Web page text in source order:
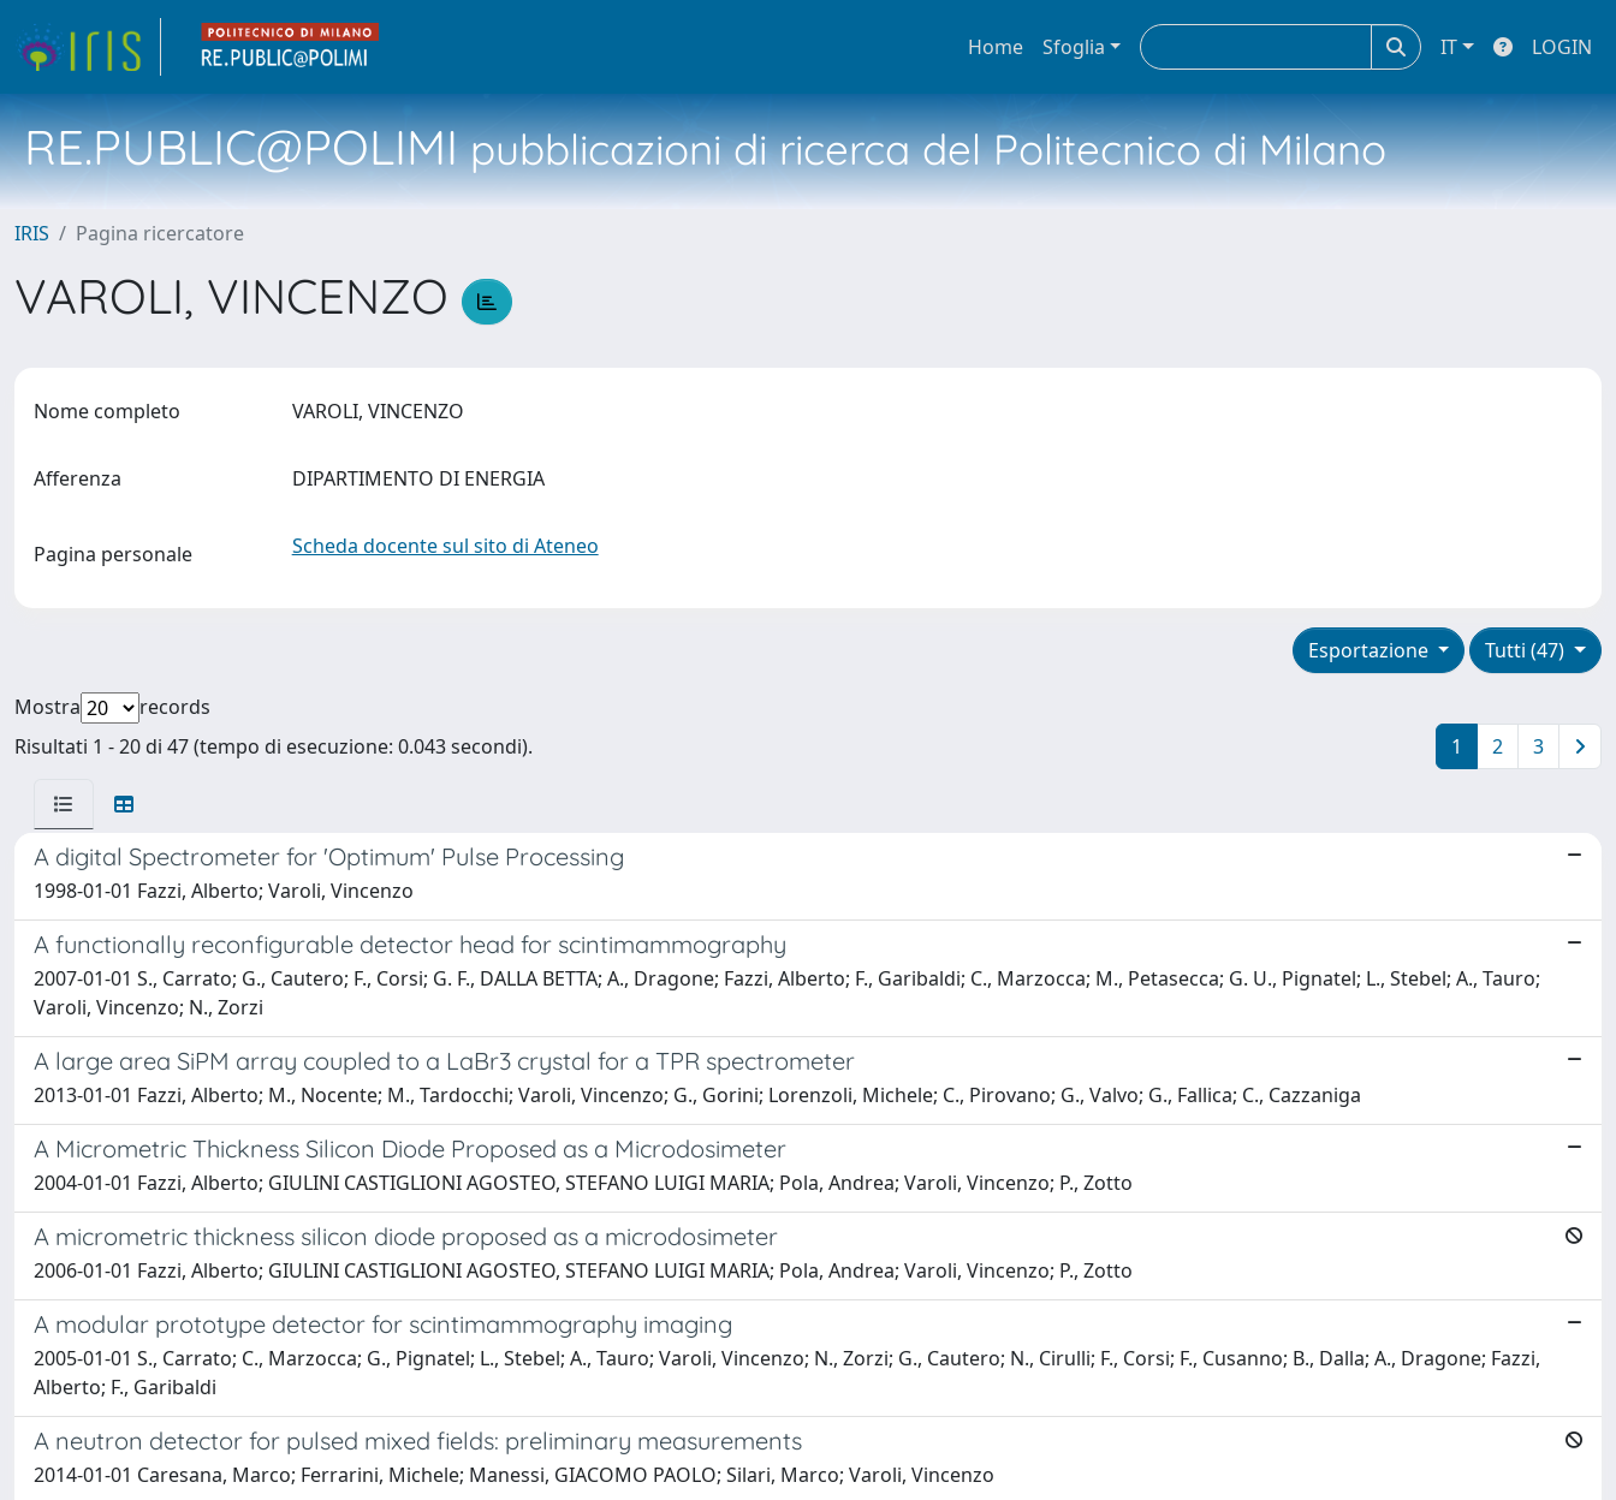
Home Sfoglia IT LOGIN
RE.PUBLIC@POLIMIpubblicazioni di ricerca del Politecnico di Milano
IRIS Pagina ricercatore
VAROLI, VINCENZO
Nome completo VAROLI, VINCENZO
Afferenza DIPARTIMENTO DI ENERGIA
Pagina personale Scheda docente sul sito di Ateneo
Tutti (47)
Esportazione
Mostra
records
Risultati 1 - 20 di 47 (tempo di esecuzione: 0.043 secondi).
1 2 3
A digital Spectrometer for 'Optimum' Pulse Processing
1998-01-01 Fazzi, Alberto; Varoli, Vincenzo
A functionally reconfigurable detector head for scintimammography
2007-01-01 S., Carrato; G., Cautero; F., Corsi; G. F., DALLA BETTA; A., Dragone; Fazzi, Alberto; F., Garibaldi; C., Marzocca; M., Petasecca; G. U., Pignatel; L., Stebel; A., Tauro;
Varoli, Vincenzo; N., Zorzi
A large area SiPM array coupled to a LaBr3 crystal for a TPR spectrometer
2013-01-01 Fazzi, Alberto; M., Nocente; M., Tardocchi; Varoli, Vincenzo; G., Gorini; Lorenzoli, Michele; C., Pirovano; G., Valvo; G., Fallica; C., Cazzaniga
A Micrometric Thickness Silicon Diode Proposed as a Microdosimeter
2004-01-01 Fazzi, Alberto; GIULINI CASTIGLIONI AGOSTEO, STEFANO LUIGI MARIA; Pola, Andrea; Varoli, Vincenzo; P., Zotto
A micrometric thickness silicon diode proposed as a microdosimeter
2006-01-01 Fazzi, Alberto; GIULINI CASTIGLIONI AGOSTEO, STEFANO LUIGI MARIA; Pola, Andrea; Varoli, Vincenzo; P., Zotto
A modular prototype detector for scintimammography imaging
2005-01-01 S., Carrato; C., Marzocca; G., Pignatel; L., Stebel; A., Tauro; Varoli, Vincenzo; N., Zorzi; G., Cautero; N., Cirulli; F., Corsi; F., Cusanno; B., Dalla; A., Dragone; Fazzi,
Alberto; F., Garibaldi
A neutron detector for pulsed mixed fields: preliminary measurements
2014-01-01 Caresana, Marco; Ferrarini, Michele; Manessi, GIACOMO PAOLO; Silari, Marco; Varoli, Vincenzo